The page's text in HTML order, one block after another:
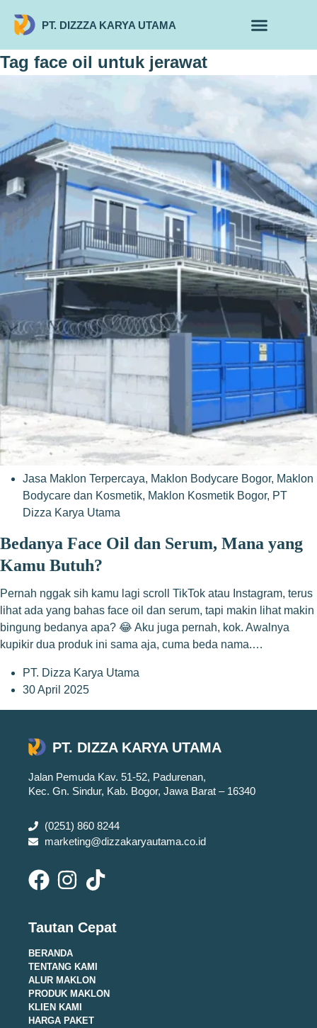
PT. DIZZZA KARYA UTAMA
Tag face oil untuk jerawat
Jasa Maklon Terpercaya, Maklon Bodycare Bogor, Maklon
Bodycare dan Kosmetik, Maklon Kosmetik Bogor, PT
Dizza Karya Utama
Bedanya Face Oil dan Serum, Mana yang
Kamu Butuh?
Pernah nggak sih kamu lagi scroll TikTok atau Instagram, terus
lihat ada yang bahas face oil dan serum, tapi makin lihat makin
bingung bedanya apa? 😂 Aku juga pernah, kok. Awalnya
kupikir dua produk ini sama aja, cuma beda nama.…
PT. Dizza Karya Utama
30 April 2025
PT. DIZZA KARYA UTAMA
Jalan Pemuda Kav. 51-52, Padurenan,
Kec. Gn. Sindur, Kab. Bogor, Jawa Barat – 16340
(0251) 860 8244
marketing@dizzakaryautama.co.id
Tautan Cepat
BERANDA
TENTANG KAMI
ALUR MAKLON
PRODUK MAKLON
KLIEN KAMI
HARGA PAKET